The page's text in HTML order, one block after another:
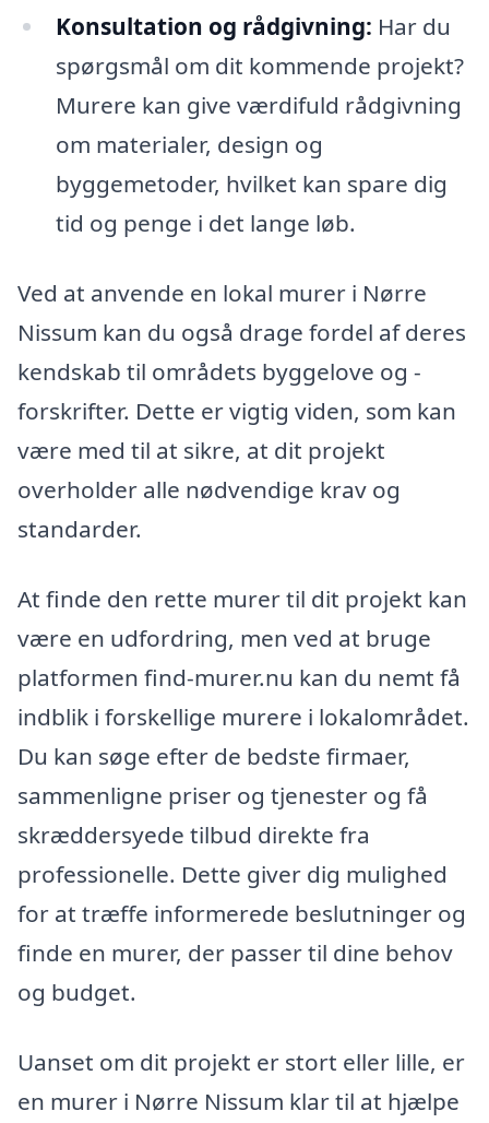
Konsultation og rådgivning: Har du
spørgsmål om dit kommende projekt?
Murere kan give værdifuld rådgivning
om materialer, design og
byggemetoder, hvilket kan spare dig
tid og penge i det lange løb.
Ved at anvende en lokal murer i Nørre
Nissum kan du også drage fordel af deres
kendskab til områdets byggelove og -
forskrifter. Dette er vigtig viden, som kan
være med til at sikre, at dit projekt
overholder alle nødvendige krav og
standarder.
At finde den rette murer til dit projekt kan
være en udfordring, men ved at bruge
platformen find-murer.nu kan du nemt få
indblik i forskellige murere i lokalområdet.
Du kan søge efter de bedste firmaer,
sammenligne priser og tjenester og få
skræddersyede tilbud direkte fra
professionelle. Dette giver dig mulighed
for at træffe informerede beslutninger og
finde en murer, der passer til dine behov
og budget.
Uanset om dit projekt er stort eller lille, er
en murer i Nørre Nissum klar til at hjælpe